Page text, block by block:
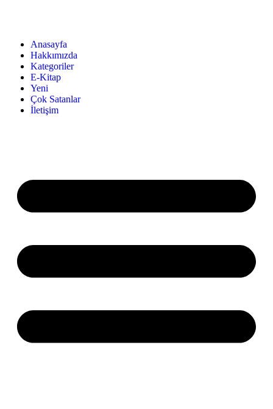
Anasayfa
Hakkımızda
Kategoriler
E-Kitap
Yeni
Çok Satanlar
İletişim